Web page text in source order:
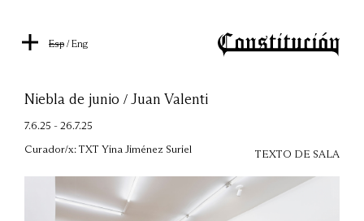
Esp /Eng
TEXTO DE SALA
Niebla de junio / Juan Valenti
7.6.25 - 26.7.25
Curador/x: TXT Yina Jiménez Suriel